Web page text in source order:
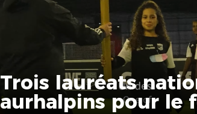
Trois lauréats
aurhalpins pour le